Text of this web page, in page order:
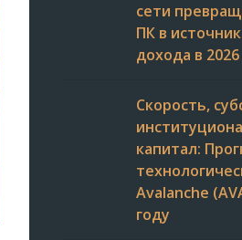
сети
ПК в
дохода в 2026
Скорость,
капитал:
Avalanche
году